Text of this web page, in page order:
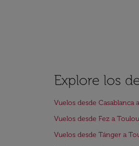
Explore los
Vuelos desde Casablanca
Vuelos desde Fez a
Vuelos desde Tánger a